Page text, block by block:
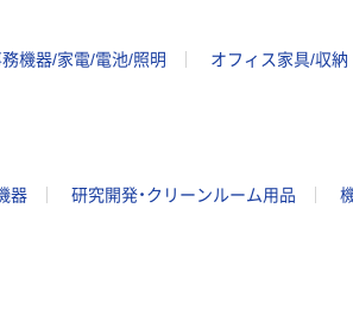
機器/家電/電池/照明 オフィス家具/収納
器 研究開発・クリーンルーム用品